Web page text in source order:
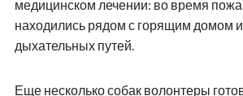
медицинском лечении: во время
находились рядом с горящим домом
дыхательных путей.
Еще несколько собак волонтеры